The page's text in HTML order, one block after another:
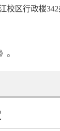
校区行政楼
。